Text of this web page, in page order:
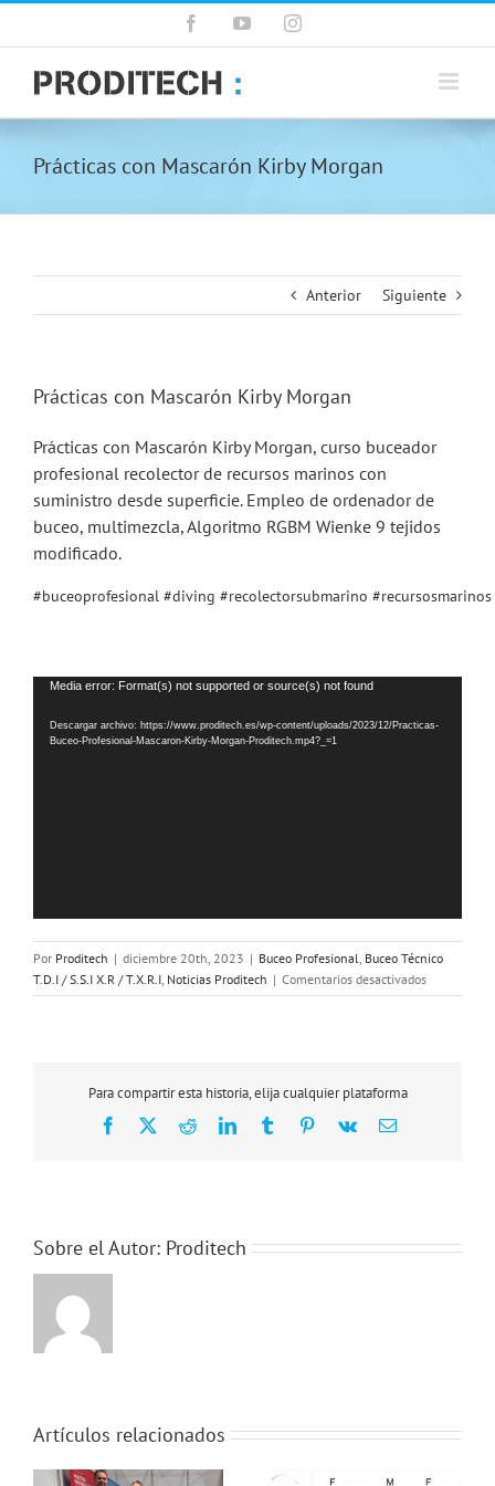
FacebookYouTubeInstagram
Prácticas con Mascarón Kirby Morgan
Anterior Siguiente
Prácticas con Mascarón Kirby Morgan
Prácticas con Mascarón Kirby Morgan, curso buceador
profesional recolector de recursos marinos con
suministro desde superficie. Empleo de ordenador de
buceo, multimezcla, Algoritmo RGBM Wienke 9 tejidos
modificado.
#buceoprofesional #diving #recolectorsubmarino #recursosmarinos
Reproductor
vídeo
Media error: Format(s) not supported or source(s) not found
Descargar archivo: https://www.proditech.es/wp-content/uploads/2023/12/Practicas-
Buceo-Profesional-Mascaron-Kirby-Morgan-Proditech.mp4?_=1
Por Proditech | diciembre 20th, 2023 | Buceo Profesional Buceo Técnico
T.D.I / S.S.I X.R / T.X.R.I Noticias Proditech | Comentarios desactivadosen
Prácticas
Para compartir esta historia, elija cualquier plataforma
Facebook
X RedditLinkedInTumblrPinterest
Vk
Correo
Sobre el Autor: Proditech
Artículos relacionados